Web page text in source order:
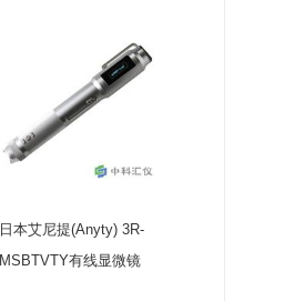
日本艾尼提(Anyty) 3R-
MSBTVTY有线显微镜